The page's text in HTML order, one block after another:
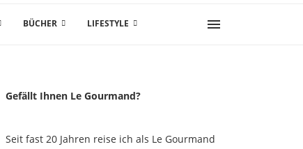
BÜCHER LIFESTYLE
Gefällt Ihnen Le Gourmand?
Seit fast 20 Jahren reise ich als Le Gourmand